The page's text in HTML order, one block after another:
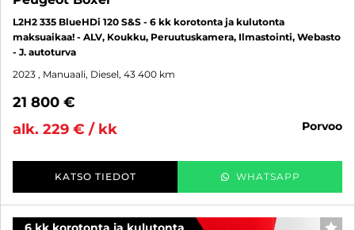
L2H2 335 BlueHDi 120 S&S - 6 kk korotonta ja kulutonta
maksuaikaa! - ALV, Koukku, Peruutuskamera, Ilmastointi, Webasto
- J. autoturva
2023 , Manuaali, Diesel, 43 400 km
21 800 €
alk. 229 € / kk
porvoo
KATSO TIEDOT WHATSAPP